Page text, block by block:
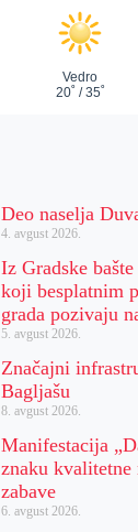
Deo naselja
4. avgust 2026.
Iz Gradske
koji besplatnim
grada pozivaju
5. avgust 2026.
Značajni
Bagljašu
8. avgust 2026.
Manifestacija
znaku
zabave
6. avgust 2026.